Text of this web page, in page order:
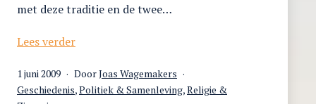
met deze traditie en de twee…
Lees verderDe
spagaat.
Verzwegen
Gepubliceerd
op
1 juni 2009 DoorJoas Wagemakers
Gecategoriseerd
Geschiedenis,Politiek & Samenleving,Religie &